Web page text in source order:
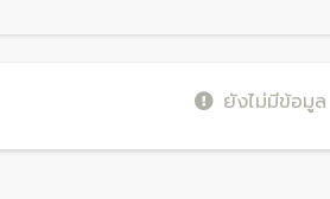
ยังไม่มีข้อมูล